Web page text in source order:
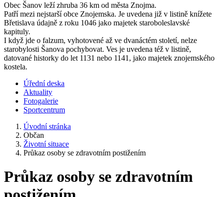
Obec Šanov leží zhruba 36 km od města Znojma.
Patří mezi nejstarší obce Znojemska. Je uvedena již v listině knížete
Břetislava údajně z roku 1046 jako majetek staroboleslavské
kapituly.
I když jde o falzum, vyhotovené až ve dvanáctém století, nelze
starobylosti Šanova pochybovat. Ves je uvedena též v listině,
datované historky do let 1131 nebo 1141, jako majetek znojemského
kostela.
Úřední deska
Aktuality
Fotogalerie
Sportcentrum
Úvodní stránka
Občan
Životní situace
Průkaz osoby se zdravotním postižením
Průkaz osoby se zdravotním